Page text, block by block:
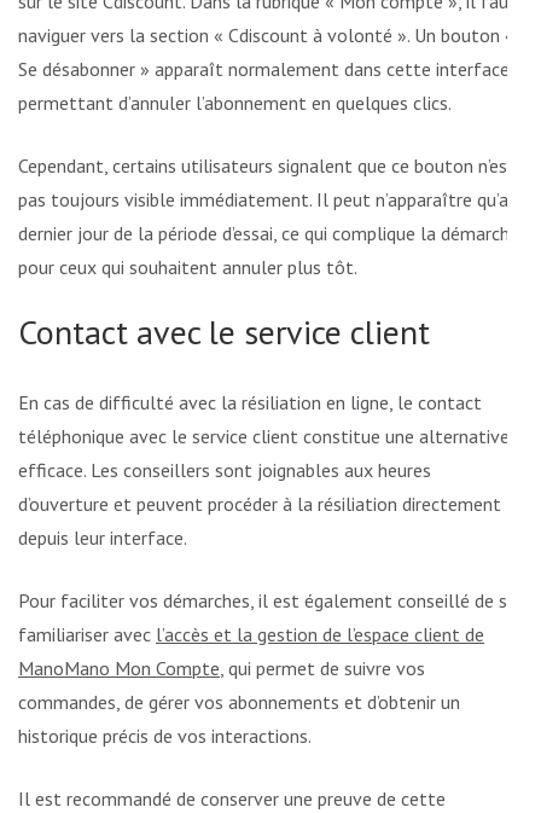
naviguer vers la section « Cdiscount à volonté ». Un bouton «
Se désabonner » apparaît normalement dans cette interface,
permettant d’annuler l’abonnement en quelques clics.
Cependant, certains utilisateurs signalent que ce bouton n’est
pas toujours visible immédiatement. Il peut n’apparaître qu’au
dernier jour de la période d’essai, ce qui complique la démarche
pour ceux qui souhaitent annuler plus tôt.
Contact avec le service client
En cas de difficulté avec la résiliation en ligne, le contact
téléphonique avec le service client constitue une alternative
efficace. Les conseillers sont joignables aux heures
d’ouverture et peuvent procéder à la résiliation directement
depuis leur interface.
Pour faciliter vos démarches, il est également conseillé de se
familiariser avec l’accès et la gestion de l’espace client de
ManoMano Mon Compte, qui permet de suivre vos
commandes, de gérer vos abonnements et d’obtenir un
historique précis de vos interactions.
Il est recommandé de conserver une preuve de cette